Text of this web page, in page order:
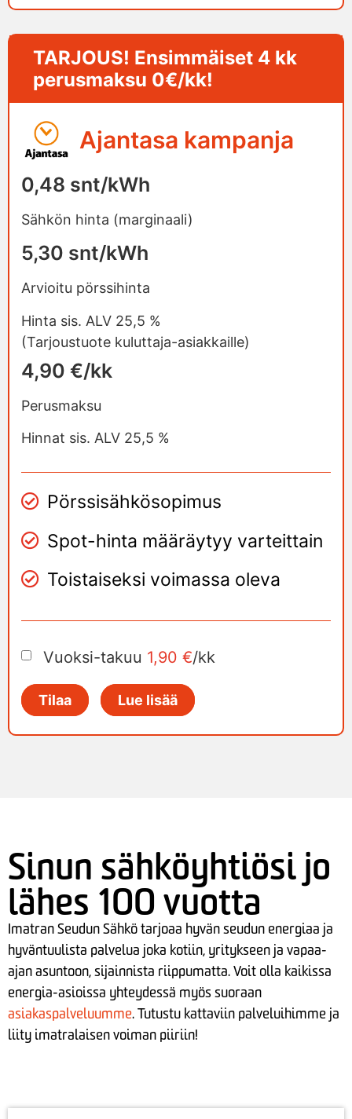
TARJOUS! Ensimmäiset 4 kk
perusmaksu 0€/kk!
Ajantasa kampanja
0,48 snt/kWh
Sähkön hinta (marginaali)
5,30 snt/kWh
Arvioitu pörssihinta
Hinta sis. ALV 25,5 %
(Tarjoustuote kuluttaja-asiakkaille)
4,90 €/kk
Perusmaksu
Hinnat sis. ALV 25,5 %
Pörssisähkösopimus
Spot-hinta määräytyy varteittain
Toistaiseksi voimassa oleva
Vuoksi-takuu 1,90 €/kk
Tilaa Lue lisää
Sinun sähköyhtiösi jo
lähes 100 vuotta
Imatran Seudun Sähkö tarjoaa hyvän seudun energiaa ja
hyväntuulista palvelua joka kotiin, yritykseen ja vapaa-
ajan asuntoon, sijainnista riippumatta. Voit olla kaikissa
energia-asioissa yhteydessä myös suoraan
asiakaspalveluumme.Tutustu kattaviin palveluihimme ja
liity imatralaisen voiman piiriin!